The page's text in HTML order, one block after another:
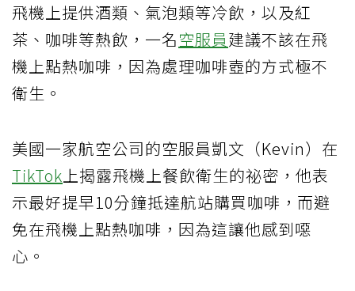
飛機上提供酒類、氣泡類等冷飲，以及紅
茶、咖啡等熱飲，一名空服員建議不該在飛
機上點熱咖啡，因為處理咖啡壺的方式極不
衛生。
美國一家航空公司的空服員凱文（Kevin）在
TikTok上揭露飛機上餐飲衛生的祕密，他表
示最好提早10分鐘抵達航站購買咖啡，而避
免在飛機上點熱咖啡，因為這讓他感到噁
心。